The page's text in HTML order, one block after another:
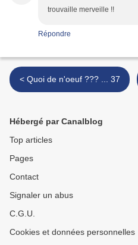
trouvaille merveille !!
Répondre
< Quoi de n'oeuf ??? ... 37
Hébergé par Canalblog
Top articles
Pages
Contact
Signaler un abus
C.G.U.
Cookies et données personnelles